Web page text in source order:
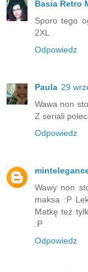
Basia Retro
Sporo tego
2XL
Odpowiedz
Paula 29
Wawa non
Z seriali
Odpowiedz
Wawy non
maksa :P
Matkę też
:P
Odpowiedz